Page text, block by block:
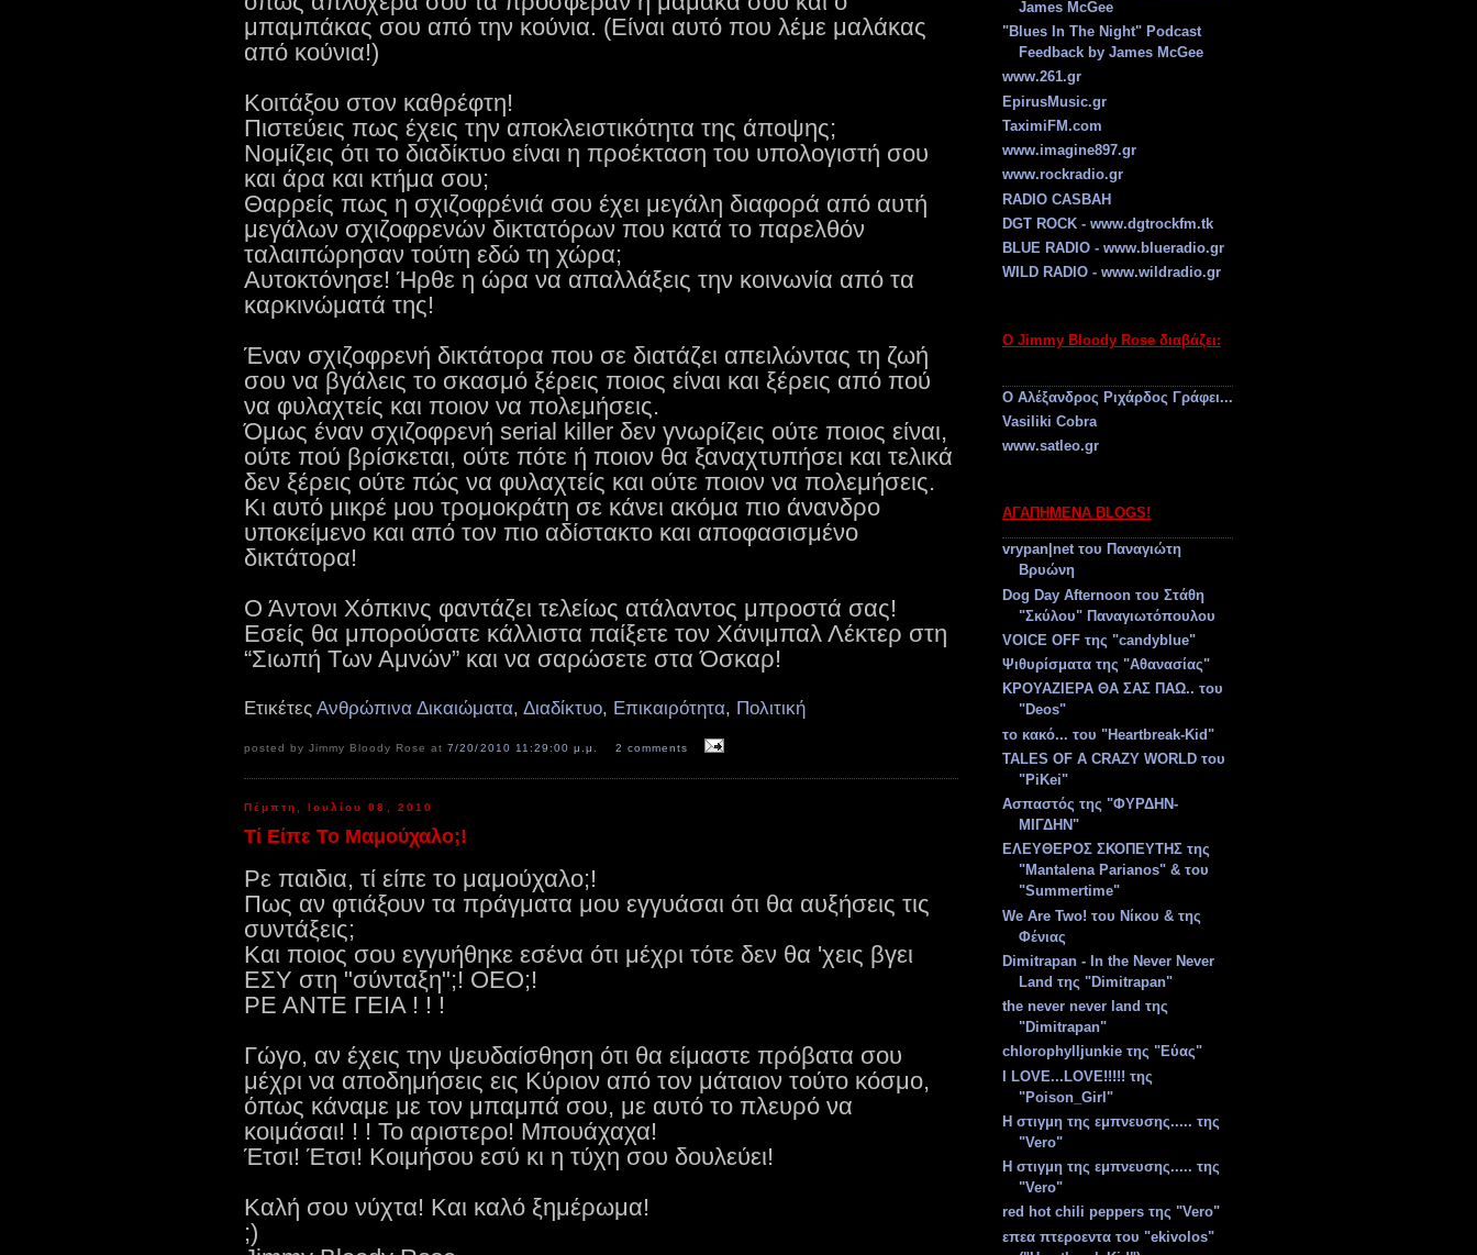
μπαμπάκας σου από την κούνια. (Είναι αυτό που λέμε μαλάκας
από κούνια!)
Κοιτάξου στον καθρέφτη!
Πιστεύεις πως έχεις την αποκλειστικότητα της άποψης;
Νομίζεις ότι το διαδίκτυο είναι η προέκταση του υπολογιστή σου
και άρα και κτήμα σου;
Θαρρείς πως η σχιζοφρένιά σου έχει μεγάλη διαφορά από αυτή
μεγάλων σχιζοφρενών δικτατόρων που κατά το παρελθόν
ταλαιπώρησαν τούτη εδώ τη χώρα;
Αυτοκτόνησε! Ήρθε η ώρα να απαλλάξεις την κοινωνία από τα
καρκινώματά της!
Έναν σχιζοφρενή δικτάτορα που σε διατάζει απειλώντας τη ζωή
σου να βγάλεις το σκασμό ξέρεις ποιος είναι και ξέρεις από πού
να φυλαχτείς και ποιον να πολεμήσεις.
Όμως έναν σχιζοφρενή serial killer δεν γνωρίζεις ούτε ποιος είναι,
ούτε πού βρίσκεται, ούτε πότε ή ποιον θα ξαναχτυπήσει και τελικά
δεν ξέρεις ούτε πώς να φυλαχτείς και ούτε ποιον να πολεμήσεις.
Κι αυτό μικρέ μου τρομοκράτη σε κάνει ακόμα πιο άνανδρο
υποκείμενο και από τον πιο αδίστακτο και αποφασισμένο
δικτάτορα!
Ο Άντονι Χόπκινς φαντάζει τελείως ατάλαντος μπροστά σας!
Εσείς θα μπορούσατε κάλλιστα παίξετε τον Χάνιμπαλ Λέκτερ στη
“Σιωπή Των Αμνών” και να σαρώσετε στα Όσκαρ!
Ετικέτες Ανθρώπινα Δικαιώματα, Διαδίκτυο, Επικαιρότητα, Πολιτική
posted by Jimmy Bloody Rose at7/20/2010 11:29:00 μ.μ. 2 comments
Πέμπτη, Ιουλίου 08, 2010
Τί Είπε Το Μαμούχαλο;!
Ρε παιδια, τί είπε το μαμούχαλο;!
Πως αν φτιάξουν τα πράγματα μου εγγυάσαι ότι θα αυξήσεις τις
συντάξεις;
Και ποιος σου εγγυήθηκε εσένα ότι μέχρι τότε δεν θα 'χεις βγει
ΕΣΥ στη "σύνταξη";! ΟΕΟ;!
ΡΕ ΑΝΤΕ ΓΕΙΑ ! ! !
Γώγο, αν έχεις την ψευδαίσθηση ότι θα είμαστε πρόβατα σου
μέχρι να αποδημήσεις εις Κύριον από τον μάταιον τούτο κόσμο,
όπως κάναμε με τον μπαμπά σου, με αυτό το πλευρό να
κοιμάσαι! ! ! Το αριστερο! Μπουάχαχα!
Έτσι! Έτσι! Κοιμήσου εσύ κι η τύχη σου δουλεύει!
Καλή σου νύχτα! Και καλό ξημέρωμα!
;)
James McGee
"Blues In The Night" Podcast
Feedback by James McGee
www.261.gr
EpirusMusic.gr
TaximiFM.com
www.imagine897.gr
www.rockradio.gr
RADIO CASBAH
DGT ROCK - www.dgtrockfm.tk
BLUE RADIO - www.blueradio.gr
WILD RADIO - www.wildradio.gr
Ο Jimmy Bloody Rose διαβάζει:
Ο Αλέξανδρος Ριχάρδος Γράφει...
Vasiliki Cobra
www.satleo.gr
ΑΓΑΠΗΜΕΝΑ BLOGS!
vrypan|net του Παναγιώτη
Βρυώνη
Dog Day Afternoon του Στάθη
"Σκύλου" Παναγιωτόπουλου
VOICE OFF της "candyblue"
Ψιθυρίσματα της "Αθανασίας"
ΚΡΟΥΑΖΙΕΡΑ ΘΑ ΣΑΣ ΠΑΩ.. του
"Deos"
το κακό... του "Heartbreak-Kid"
TALES OF A CRAZY WORLD του
"PiKei"
Ασπαστός της "ΦΥΡΔΗΝ-
ΜΙΓΔΗΝ"
ΕΛΕΥΘΕΡΟΣ ΣΚΟΠΕΥΤΗΣ της
"Mantalena Parianos" & του
"Summertime"
We Are Two! του Νίκου & της
Φένιας
Dimitrapan - In the Never Never
Land της "Dimitrapan"
the never never land της
"Dimitrapan"
chlorophylljunkie της "Εύας"
Ι LOVE...LOVE!!!!! της
"Poison_Girl"
Η στιγμη της εμπνευσης..... της
"Vero"
Η στιγμη της εμπνευσης..... της
"Vero"
red hot chili peppers της "Vero"
επεα πτεροεντα του "ekivolos"